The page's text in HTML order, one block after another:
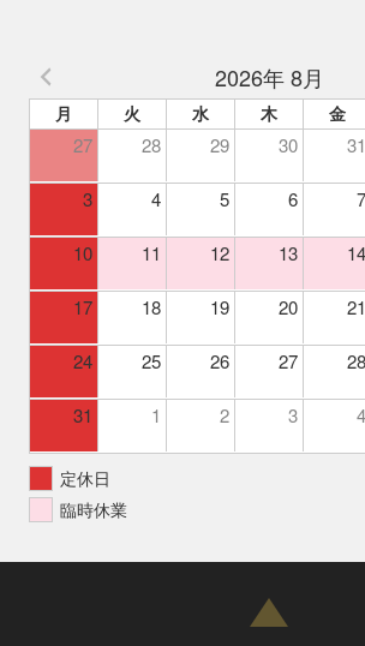
2026年 8月
月 火 水 木 金
27 28 29 30 31
3 4 5 6 7
10 11 12 13 14
17 18 19 20 21
24 25 26 27 28
31 1 2 3 4
定休日
臨時休業